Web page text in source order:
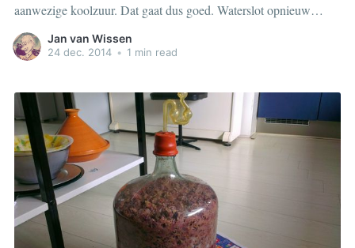
aanwezige koolzuur. Dat gaat dus goed. Waterslot opnieuw
aangebracht waarna de wijn weer duidelijk verder begon te
gisten. Het waterslot vertoont een drukverschil van 4 tot 5 cm
Jan van Wissen
24 dec. 2014 • 1 min read